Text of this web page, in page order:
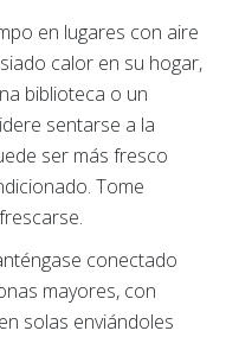
en lugares con aire
calor en su hogar,
biblioteca o un
sentarse a la
ser más fresco
Tome
conectado
mayores, con
solas enviándoles